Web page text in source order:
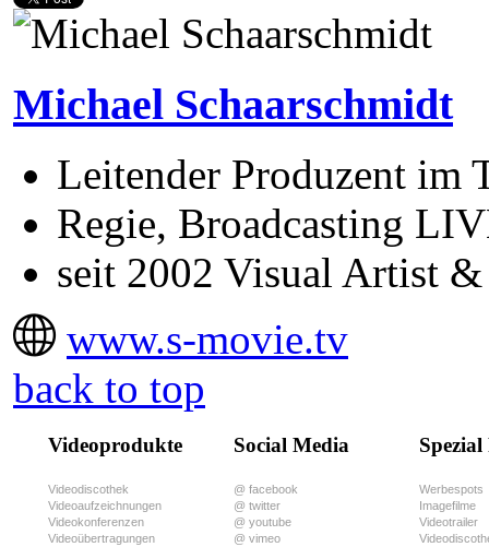
Michael Schaarschmidt
Leitender Produzent im
Regie, Broadcasting
seit 2002 Visual Artist
www.s-movie.tv
back to top
Videoprodukte
Videodiscothek
Videoaufzeichnungen
Videokonferenzen
Videoübertragungen
Social Media
@ facebook
@ twitter
@ youtube
@ vimeo
Werbespots
Imagefilme
Videotrailer